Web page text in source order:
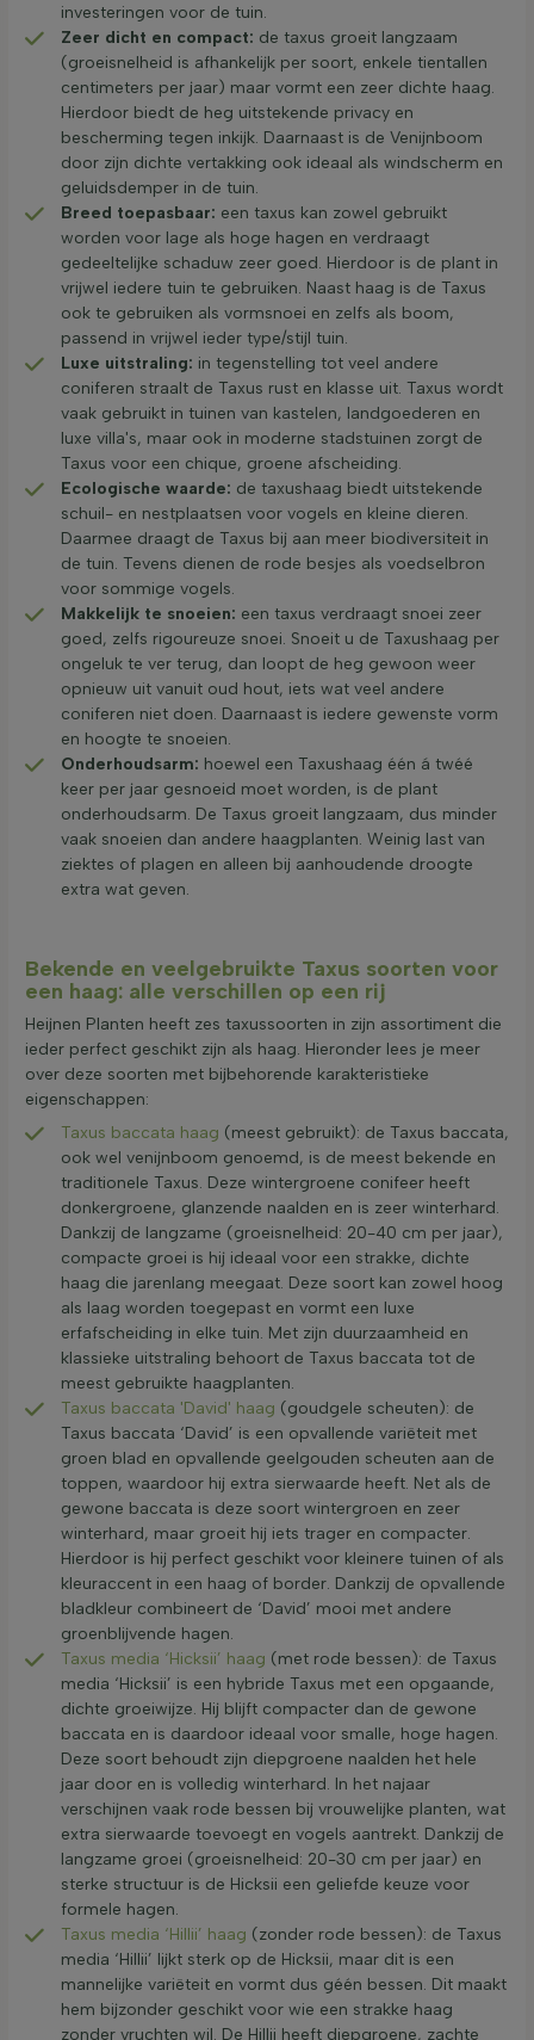
investeringen voor de tuin.
Zeer dicht en compact: de taxus groeit langzaam
(groeisnelheid is afhankelijk per soort, enkele tientallen
centimeters per jaar) maar vormt een zeer dichte haag.
Hierdoor biedt de heg uitstekende privacy en
bescherming tegen inkijk. Daarnaast is de Venijnboom
door zijn dichte vertakking ook ideaal als windscherm en
geluidsdemper in de tuin.
Breed toepasbaar: een taxus kan zowel gebruikt
worden voor lage als hoge hagen en verdraagt
gedeeltelijke schaduw zeer goed. Hierdoor is de plant in
vrijwel iedere tuin te gebruiken. Naast haag is de Taxus
ook te gebruiken als vormsnoei en zelfs als boom,
passend in vrijwel ieder type/stijl tuin.
Luxe uitstraling: in tegenstelling tot veel andere
coniferen straalt de Taxus rust en klasse uit. Taxus wordt
vaak gebruikt in tuinen van kastelen, landgoederen en
luxe villa's, maar ook in moderne stadstuinen zorgt de
Taxus voor een chique, groene afscheiding.
Ecologische waarde: de taxushaag biedt uitstekende
schuil- en nestplaatsen voor vogels en kleine dieren.
Daarmee draagt de Taxus bij aan meer biodiversiteit in
de tuin. Tevens dienen de rode besjes als voedselbron
voor sommige vogels.
Makkelijk te snoeien: een taxus verdraagt snoei zeer
goed, zelfs rigoureuze snoei. Snoeit u de Taxushaag per
ongeluk te ver terug, dan loopt de heg gewoon weer
opnieuw uit vanuit oud hout, iets wat veel andere
coniferen niet doen. Daarnaast is iedere gewenste vorm
en hoogte te snoeien.
Onderhoudsarm: hoewel een Taxushaag één á twéé
keer per jaar gesnoeid moet worden, is de plant
onderhoudsarm. De Taxus groeit langzaam, dus minder
vaak snoeien dan andere haagplanten. Weinig last van
ziektes of plagen en alleen bij aanhoudende droogte
extra wat geven.
Bekende en veelgebruikte Taxus soorten voor
een haag: alle verschillen op een rij
Heijnen Planten heeft zes taxussoorten in zijn assortiment die
ieder perfect geschikt zijn als haag. Hieronder lees je meer
over deze soorten met bijbehorende karakteristieke
eigenschappen:
Taxus baccata haag (meest gebruikt): de Taxus baccata,
ook wel venijnboom genoemd, is de meest bekende en
traditionele Taxus. Deze wintergroene conifeer heeft
donkergroene, glanzende naalden en is zeer winterhard.
Dankzij de langzame (groeisnelheid: 20-40 cm per jaar),
compacte groei is hij ideaal voor een strakke, dichte
haag die jarenlang meegaat. Deze soort kan zowel hoog
als laag worden toegepast en vormt een luxe
erfafscheiding in elke tuin. Met zijn duurzaamheid en
klassieke uitstraling behoort de Taxus baccata tot de
meest gebruikte haagplanten.
Taxus baccata 'David' haag (goudgele scheuten): de
Taxus baccata ‘David’ is een opvallende variëteit met
groen blad en opvallende geelgouden scheuten aan de
toppen, waardoor hij extra sierwaarde heeft. Net als de
gewone baccata is deze soort wintergroen en zeer
winterhard, maar groeit hij iets trager en compacter.
Hierdoor is hij perfect geschikt voor kleinere tuinen of als
kleuraccent in een haag of border. Dankzij de opvallende
bladkleur combineert de ‘David’ mooi met andere
groenblijvende hagen.
Taxus media ‘Hicksii’ haag (met rode bessen): de Taxus
media ‘Hicksii’ is een hybride Taxus met een opgaande,
dichte groeiwijze. Hij blijft compacter dan de gewone
baccata en is daardoor ideaal voor smalle, hoge hagen.
Deze soort behoudt zijn diepgroene naalden het hele
jaar door en is volledig winterhard. In het najaar
verschijnen vaak rode bessen bij vrouwelijke planten, wat
extra sierwaarde toevoegt en vogels aantrekt. Dankzij de
langzame groei (groeisnelheid: 20-30 cm per jaar) en
sterke structuur is de Hicksii een geliefde keuze voor
formele hagen.
Taxus media ‘Hillii’ haag (zonder rode bessen): de Taxus
media ‘Hillii’ lijkt sterk op de Hicksii, maar dit is een
mannelijke variëteit en vormt dus géén bessen. Dit maakt
hem bijzonder geschikt voor wie een strakke haag
zonder vruchten wil. De Hillii heeft diepgroene, zachte